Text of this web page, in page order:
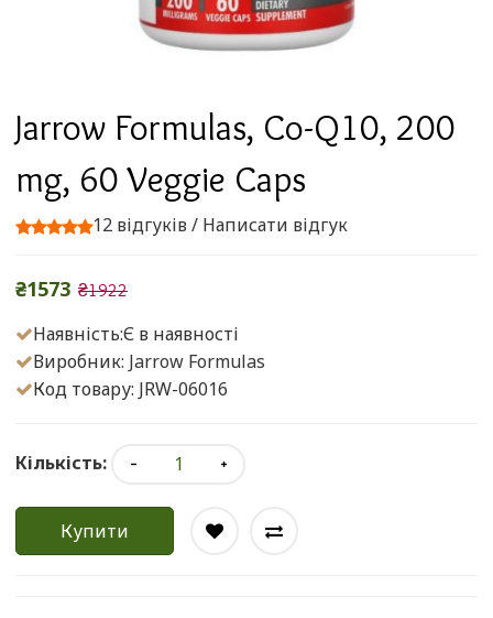
Jarrow Formulas, Co-Q10, 200
mg, 60 Veggie Caps
12 відгуків/ Написати відгук
₴1573 ₴1922
Наявність:Є в наявності
Виробник: Jarrow Formulas
Код товару: JRW-06016
Кількість:
Купити